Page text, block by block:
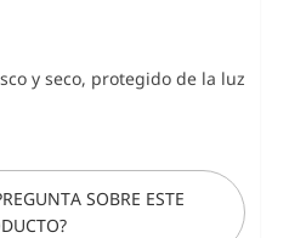
y seco, protegido de la luz
SOBRE ESTE